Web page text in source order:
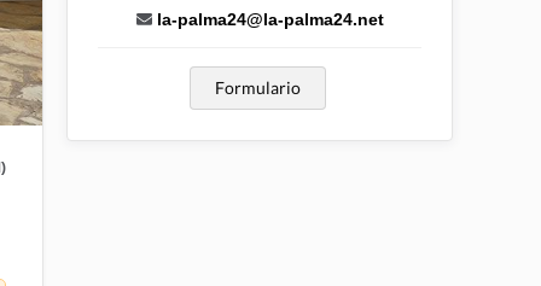
la-palma24@la-palma24.net
Formulario